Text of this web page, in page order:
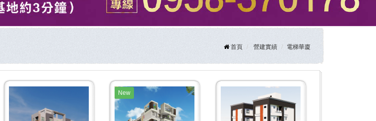
首頁 營建實績 電梯華廈
New